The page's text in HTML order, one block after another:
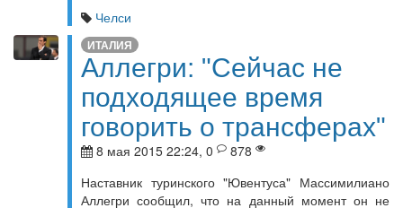
Челси
ИТАЛИЯ
Аллегри: "Сейчас не
подходящее время
говорить о трансферах"
8 мая 2015 22:24, 0
878
Наставник туринского "Ювентуса" Массимилиано
Аллегри сообщил, что на данный момент он не